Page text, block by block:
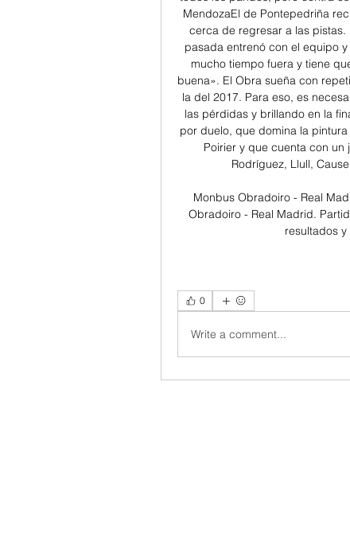
MendozaEl de Pontepedriña
cerca de regresar a las
pasada entrenó con el equipo
mucho tiempo fuera y tiene
buena». El Obra sueña con
la del 2017. Para eso, es
las pérdidas y brillando en la
por duelo, que domina la
Poirier y que cuenta con
Rodríguez, Llull,
Monbus Obradoiro - Real
Obradoiro - Real Madrid.
resultados
0
Write a comment...